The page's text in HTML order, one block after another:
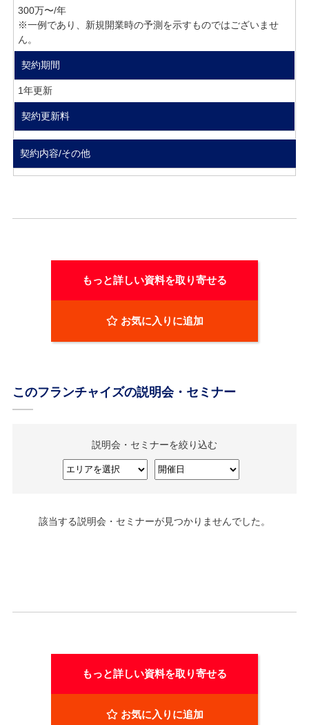
300万〜/年
※一例であり、新規開業時の予測を示すものではございませ
ん。
契約期間
1年更新
契約更新料
契約内容/その他
もっと詳しい資料を取り寄せる
お気に入りに追加
このフランチャイズの説明会・セミナー
説明会・セミナーを絞り込む
該当する説明会・セミナーが見つかりませんでした。
もっと詳しい資料を取り寄せる
お気に入りに追加